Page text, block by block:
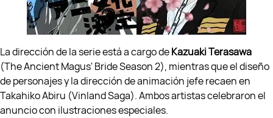
La dirección de la serie está a cargo deKazuaki Terasawa
(The Ancient Magus' Bride Season 2), mientras que el diseño
de personajes y la dirección de animación jefe recaen en
Takahiko Abiru (Vinland Saga). Ambos artistas celebraron el
anuncio con ilustraciones especiales.